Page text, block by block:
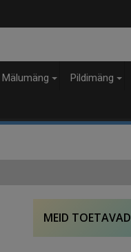
Mälumäng Pildimäng
MEID TOETAVAD